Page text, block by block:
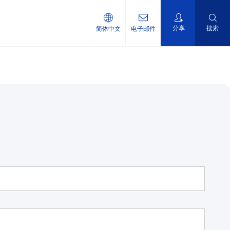
简体中文 电子邮件 分享 搜索